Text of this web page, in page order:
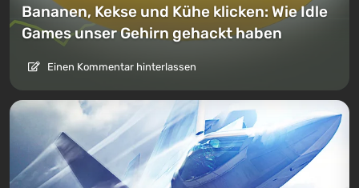
Bananen, Kekse und Kühe klicken: Wie Idle
Games unser Gehirn gehackt haben
Einen Kommentar hinterlassen